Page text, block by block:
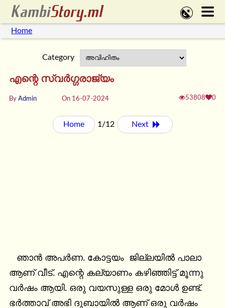
Home
Category
എന്റെ സ്വർഗ്ഗരാജ്യം
By Admin On 16-07-2024 53808 0
Home 1/12 Next
ആണ്‌ വീട്. എന്റെ കല്യാണം കഴിഞ്ഞിട്ട് മൂന്നു
വർഷം ആയി. ഒരു വയസുള്ള ഒരു മോൾ ഉണ്ട്.
ഭർത്താവ് അഭി ദുബായിൽ ആണ് ഒരു വർഷം